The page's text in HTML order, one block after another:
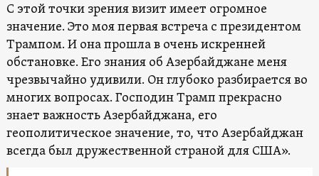
С этой точки зрения визит имеет огромное
значение. Это моя первая встреча с президентом
Трампом. И она прошла в очень искренней
обстановке. Его знания об Азербайджане меня
чрезвычайно удивили. Он глубоко разбирается во
многих вопросах. Господин Трамп прекрасно
знает важность Азербайджана, его
геополитическое значение, то, что Азербайджан
всегда был дружественной страной для США».